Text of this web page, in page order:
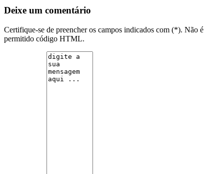
Deixe um comentário
Certifique-se de preencher os campos indicados com (*). Não é
permitido código HTML.